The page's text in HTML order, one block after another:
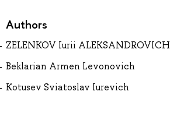
Authors
ZELENKOV Iurii ALEKSANDROVICH
Beklarian Armen Levonovich
Kotusev Sviatoslav Iurevich